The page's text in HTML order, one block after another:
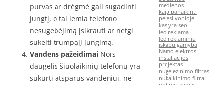
purvas ar drėgmė gali sugadinti
jungtį, o tai lemia telefono
nesugebėjimą įsikrauti ar netgi
sukelti trumpąjį jungimą.
Vandens pažeidimai Nors
daugelis šiuolaikinių telefonų yra
sukurti atsparūs vandeniui, ne
medienos
kaip panaikinti
pelesi vonioje
kas yra seo
led reklama
led reklaminiu
iskabu gamyba
Namo elektros
instaliacijos
projektas
nugelezinimo filtras
nukalkinimo filtrai